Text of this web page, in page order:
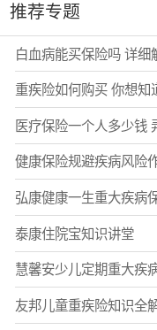
推荐专题
白血病能买保险吗 详细
重疾险如何购买 你想知
医疗保险一个人多少钱
健康保险规避疾病风险
弘康健康一生重大疾病
泰康住院宝知识讲堂
慧馨安少儿定期重大疾
友邦儿童重疾险知识全